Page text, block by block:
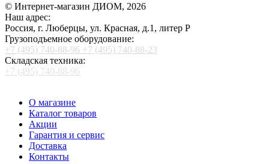
© Интернет-магазин ДИОМ, 2026
Наш адрес:
Россия, г. Люберцы, ул. Красная, д.1, литер Р
Грузоподъемное оборудование:
+7 (495) 740-88-96 +7 (495) 740-88-23
Складская техника:
+7 (495) 740-88-96
О магазине
Каталог товаров
Акции
Гарантия и сервис
Доставка
Контакты